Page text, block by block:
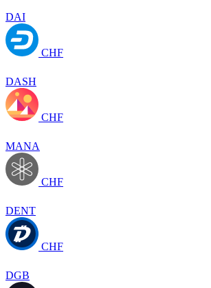
DAI
CHF
DASH
CHF
MANA
CHF
DENT
CHF
DGB